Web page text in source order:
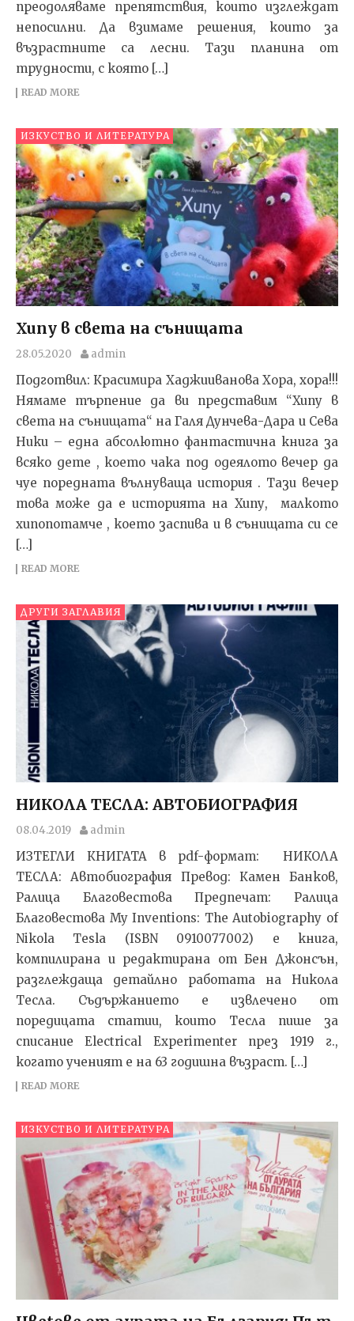
преодоляваме препятствия, които изглеждат
непосилни. Да взимаме решения, които за
възрастните са лесни. Тази планина от
трудности, с която […]
READ MORE
ИЗКУСТВО И ЛИТЕРАТУРА
Хипу в света на сънищата
28.05.2020 admin
Подготвил: Красимира Хаджииванова Хора, хора!!!
Нямаме търпение да ви представим “Хипу в
света на сънищата“ на Галя Дунчева-Дара и Сева
Ники – една абсолютно фантастична книга за
всяко дете , което чака под одеялото вечер да
чуе поредната вълнуваща история . Тази вечер
това може да е историята на Хипу, малкото
хипопотамче , което заспива и в сънищата си се
[…]
READ MORE
ДРУГИ ЗАГЛАВИЯ
НИКОЛА ТЕСЛА: АВТОБИОГРАФИЯ
08.04.2019 admin
ИЗТЕГЛИ КНИГАТА в pdf-формат: НИКОЛА
ТЕСЛА: Автобиография Превод: Камен Банков,
Ралица Благовестова Предпечат: Ралица
Благовестова My Inventions: The Autobiography of
Nikola Tesla (ISBN 0910077002) е книга,
компилирана и редактирана от Бен Джонсън,
разглеждаща детайлно работата на Никола
Тесла. Съдържанието е извлечено от
поредицата статии, които Тесла пише за
списание Electrical Experimenter през 1919 г.,
когато ученият е на 63 годишна възраст. […]
READ MORE
ИЗКУСТВО И ЛИТЕРАТУРА